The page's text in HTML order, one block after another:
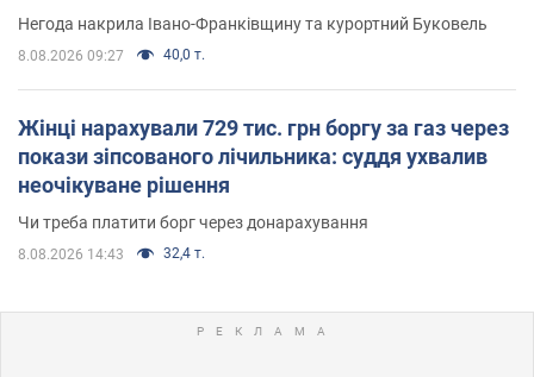
Негода накрила Івано-Франківщину та курортний Буковель
8.08.2026 09:27 40,0 т.
Жінці нарахували 729 тис. грн боргу за газ через
покази зіпсованого лічильника: суддя ухвалив
неочікуване рішення
Чи треба платити борг через донарахування
8.08.2026 14:43 32,4 т.